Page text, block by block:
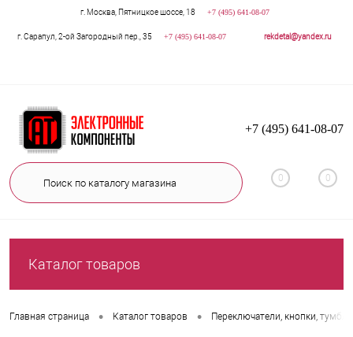
г. Москва, Пятницкое шоссе, 18 +7 (495) 641-08-07
г. Сарапул, 2-ой Загородный пер., 35 +7 (495) 641-08-07 rekdetal@yandex.ru
+7 (495) 641-08-07
0 0
Каталог товаров
Главная страница • Каталог товаров • Переключатели, кнопки,